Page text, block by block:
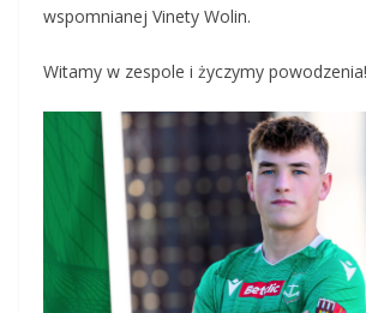
wspomnianej Vinety Wolin.
Witamy w zespole i życzymy powodzenia!